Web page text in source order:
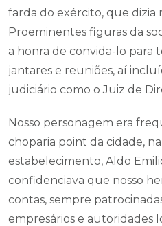
farda do exército, que dizia
Proeminentes figuras da
a honra de convida-lo para
jantares e reuniões, aí
judiciário como o Juiz de
Nosso personagem era
choparia point da cidade,
estabelecimento, Aldo
confidenciava que nosso
contas, sempre
empresários e autoridades